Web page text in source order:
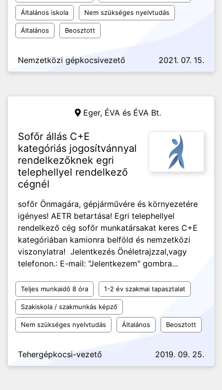
Általános iskola Nem szükséges nyelvtudás
Általános Beosztott
Nemzetközi gépkocsivezető 2021. 07. 15.
Eger, ÉVA és ÉVA Bt.
Sofőr állás C+E
kategóriás jogosítvánnyal
rendelkezőknek egri
telephellyel rendelkező
cégnél
sofőr Önmagára, gépjárművére és környezetére
igényes! AETR betartása! Egri telephellyel
rendelkező cég sofőr munkatársakat keres C+E
kategóriában kamionra belföld és nemzetközi
viszonylatra! Jelentkezés Önéletrajzzal,vagy
telefonon.: E-mail: "Jelentkezem" gombra...
Teljes munkaidő 8 óra 1-2 év szakmai tapasztalat
Szakiskola / szakmunkás képző
Nem szükséges nyelvtudás Általános Beosztott
Tehergépkocsi-vezető 2019. 09. 25.